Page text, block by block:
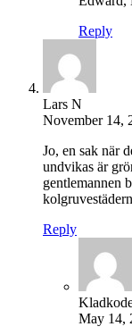
Reply
Lars N
November 14,
Jo, en sak när
undvikas är
gentlemannen
Reply
May 14,